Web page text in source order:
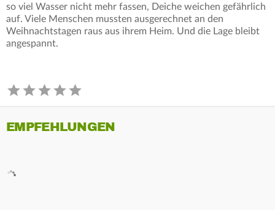
so viel Wasser nicht mehr fassen, Deiche weichen gefährlich
auf. Viele Menschen mussten ausgerechnet an den
Weihnachtstagen raus aus ihrem Heim. Und die Lage bleibt
angespannt.
EMPFEHLUNGEN